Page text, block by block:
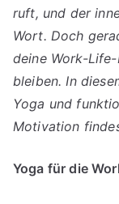
ruft, und der
Wort. Doch
deine Work-
bleiben. In
Yoga und
Motivation
Yoga für die